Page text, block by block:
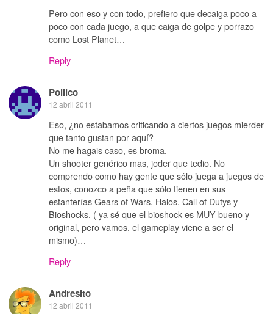
Pero con eso y con todo, prefiero que decaiga poco a
poco con cada juego, a que caiga de golpe y porrazo
como Lost Planet…
Reply
Pollico
12 abril 2011
Eso, ¿no estabamos criticando a ciertos juegos mierder
que tanto gustan por aquí?
No me hagais caso, es broma.
Un shooter genérico mas, joder que tedio. No
comprendo como hay gente que sólo juega a juegos de
estos, conozco a peña que sólo tienen en sus
estanterías Gears of Wars, Halos, Call of Dutys y
Bioshocks. ( ya sé que el bioshock es MUY bueno y
original, pero vamos, el gameplay viene a ser el
mismo)…
Reply
Andresito
12 abril 2011